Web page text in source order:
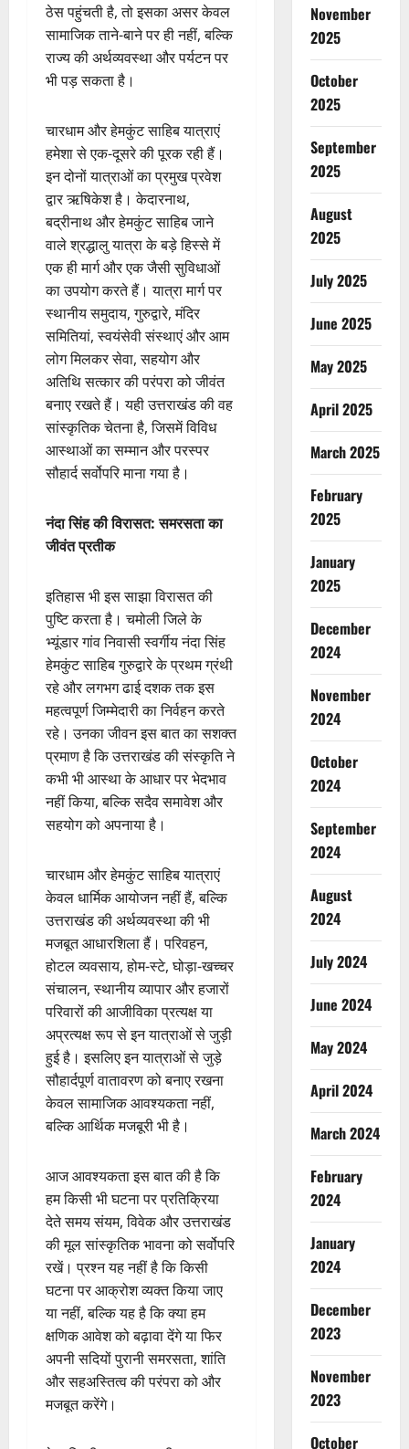
ठेस पहुंचती है, तो इसका असर केवल
सामाजिक ताने-बाने पर ही नहीं, बल्कि
राज्य की अर्थव्यवस्था और पर्यटन पर
भी पड़ सकता है।
चारधाम और हेमकुंट साहिब यात्राएं
हमेशा से एक-दूसरे की पूरक रही हैं।
इन दोनों यात्राओं का प्रमुख प्रवेश
द्वार ऋषिकेश है। केदारनाथ,
बद्रीनाथ और हेमकुंट साहिब जाने
वाले श्रद्धालु यात्रा के बड़े हिस्से में
एक ही मार्ग और एक जैसी सुविधाओं
का उपयोग करते हैं। यात्रा मार्ग पर
स्थानीय समुदाय, गुरुद्वारे, मंदिर
समितियां, स्वयंसेवी संस्थाएं और आम
लोग मिलकर सेवा, सहयोग और
अतिथि सत्कार की परंपरा को जीवंत
बनाए रखते हैं। यही उत्तराखंड की वह
सांस्कृतिक चेतना है, जिसमें विविध
आस्थाओं का सम्मान और परस्पर
सौहार्द सर्वोपरि माना गया है।
नंदा सिंह की विरासत: समरसता का
जीवंत प्रतीक
इतिहास भी इस साझा विरासत की
पुष्टि करता है। चमोली जिले के
भ्यूंडार गांव निवासी स्वर्गीय नंदा सिंह
हेमकुंट साहिब गुरुद्वारे के प्रथम ग्रंथी
रहे और लगभग ढाई दशक तक इस
महत्वपूर्ण जिम्मेदारी का निर्वहन करते
रहे। उनका जीवन इस बात का सशक्त
प्रमाण है कि उत्तराखंड की संस्कृति ने
कभी भी आस्था के आधार पर भेदभाव
नहीं किया, बल्कि सदैव समावेश और
सहयोग को अपनाया है।
चारधाम और हेमकुंट साहिब यात्राएं
केवल धार्मिक आयोजन नहीं हैं, बल्कि
उत्तराखंड की अर्थव्यवस्था की भी
मजबूत आधारशिला हैं। परिवहन,
होटल व्यवसाय, होम-स्टे, घोड़ा-खच्चर
संचालन, स्थानीय व्यापार और हजारों
परिवारों की आजीविका प्रत्यक्ष या
अप्रत्यक्ष रूप से इन यात्राओं से जुड़ी
हुई है। इसलिए इन यात्राओं से जुड़े
सौहार्दपूर्ण वातावरण को बनाए रखना
केवल सामाजिक आवश्यकता नहीं,
बल्कि आर्थिक मजबूरी भी है।
आज आवश्यकता इस बात की है कि
हम किसी भी घटना पर प्रतिक्रिया
देते समय संयम, विवेक और उत्तराखंड
की मूल सांस्कृतिक भावना को सर्वोपरि
रखें। प्रश्न यह नहीं है कि किसी
घटना पर आक्रोश व्यक्त किया जाए
या नहीं, बल्कि यह है कि क्या हम
क्षणिक आवेश को बढ़ावा देंगे या फिर
अपनी सदियों पुरानी समरसता, शांति
और सहअस्तित्व की परंपरा को और
मजबूत करेंगे।
November
2025
October
2025
September
2025
August
2025
July 2025
June 2025
May 2025
April 2025
March 2025
February
2025
January
2025
December
2024
November
2024
October
2024
September
2024
August
2024
July 2024
June 2024
May 2024
April 2024
March 2024
February
2024
January
2024
December
2023
November
2023
October